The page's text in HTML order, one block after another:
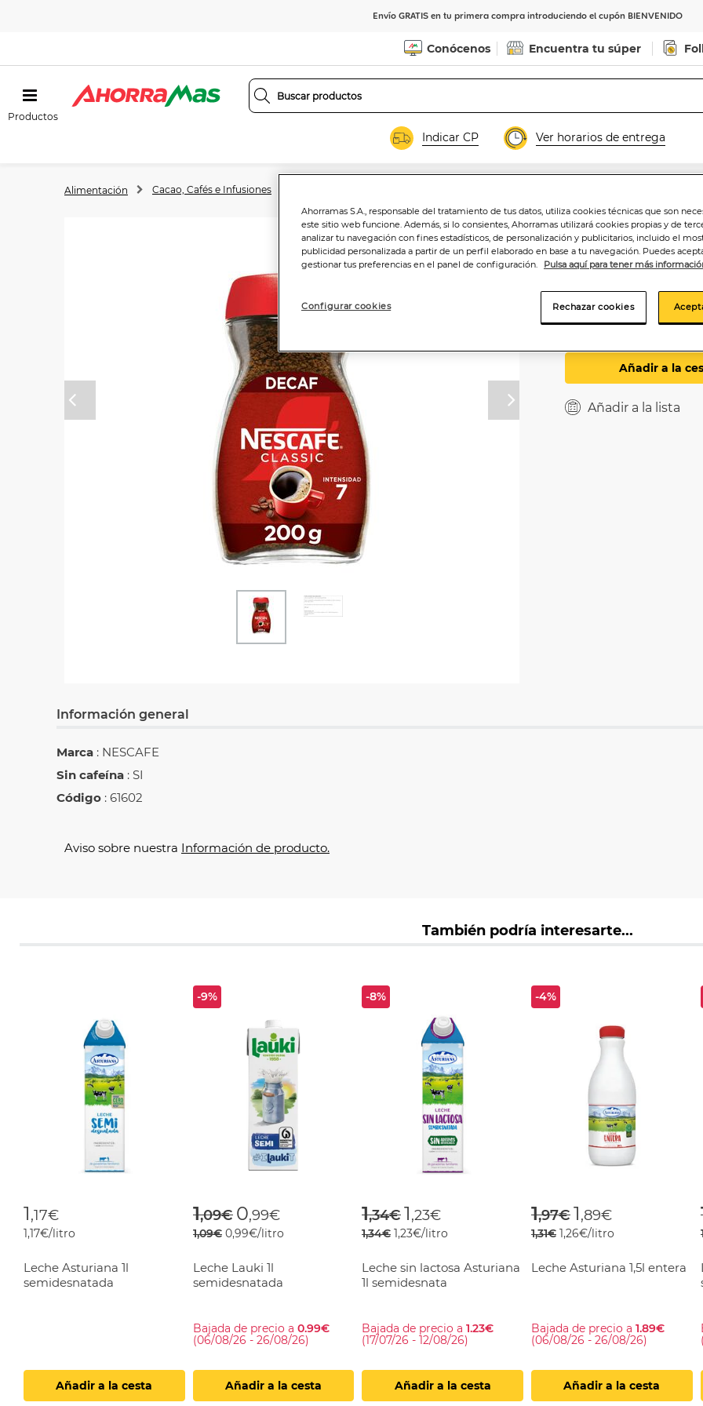
Envío GRATIS en tu primera compra introduciendo el cupón BIENVENIDO
Conócenos Encuentra tu súper
Productos
Indicar CP Ver horarios de entrega
Alimentación Cacao, Cafés e Infusiones
Anterior Próximo
Café soluble
7,95€
39,75€/kilo
Añadir a la
Añadir a la lista
Información general
Marca : NESCAFE
Sin cafeína : SI
Código : 61602
Aviso sobre nuestra Información de producto.
También podría interesarte...
1,17€
1,17€/litro
Leche Asturiana 1l
semidesnatada
Añadir a la cesta
-9%
Price reduced from
1,09€to
0,99€
1,09€ 0,99€/litro
Leche Lauki 1l
semidesnatada
Bajada de precio a 0.99€
(06/08/26 - 26/08/26)
Añadir a la cesta
-8%
Price reduced from
1,34€to
1,23€
1,34€ 1,23€/litro
Leche sin lactosa Asturiana
1l semidesnata
Bajada de precio a1.23€
(17/07/26 - 12/08/26)
Añadir a la cesta
-4%
Price reduced
1,97€to
1,89€
1,31€ 1,26€/litro
Leche Asturiana 1,5l entera
Bajada de precio a 1.89€
(06/08/26 - 26/08/26)
Añadir a la cesta
Ahorramas S.A., responsable del tratamiento de tus datos, utiliza cookies técnicas que son
este sitio web funcione. Además, si lo consientes, Ahorramas utilizará cookies propias y de
analizar tu navegación con fines estadísticos, de personalización y publicitarios, incluido el
publicidad personalizada a partir de un perfil elaborado en base a tu navegación. Puedes
gestionar tus preferencias en el panel de configuración.
Pulsa aquí para tener más
Configurar cookies Rechazar cookies